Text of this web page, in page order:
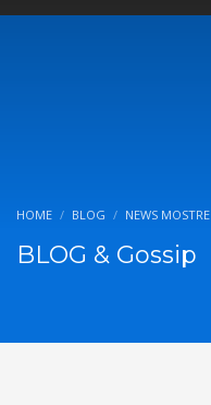
HOME BLOG NEWS MOSTRE
BLOG & Gossip